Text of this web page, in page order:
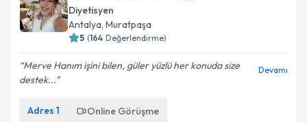
Diyetisyen
Antalya, Muratpaşa
5 (164 Değerlendirme)
Merve Hanım işini bilen, güler yüzlü her konuda size
destek...
Devamı
Adres 1 Online Görüşme